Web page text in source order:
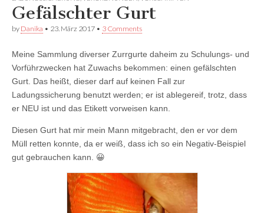
Gefälschter Gurt
by Danika • 23. März 2017 • 3 Comments
Meine Sammlung diverser Zurrgurte daheim zu Schulungs- und
Vorführzwecken hat Zuwachs bekommen: einen gefälschten
Gurt. Das heißt, dieser darf auf keinen Fall zur
Ladungssicherung benutzt werden; er ist ablegereif, trotz, dass
er NEU ist und das Etikett vorweisen kann.
Diesen Gurt hat mir mein Mann mitgebracht, den er vor dem
Müll retten konnte, da er weiß, dass ich so ein Negativ-Beispiel
gut gebrauchen kann. 😀